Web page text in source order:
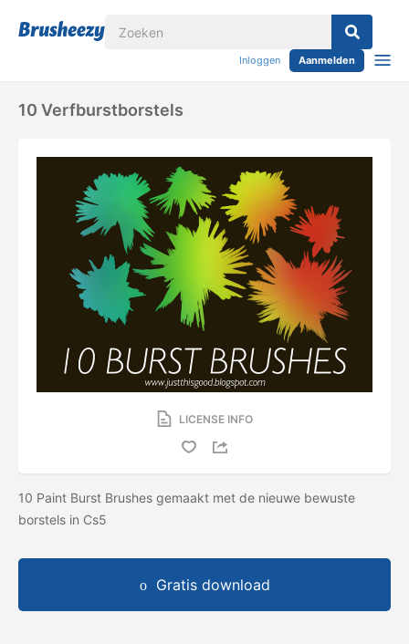
Inloggen Aanmelden
10 Verfburstborstels
LICENSE INFO
10 Paint Burst Brushes gemaakt met de nieuwe bewuste
borstels in Cs5
Gratis download